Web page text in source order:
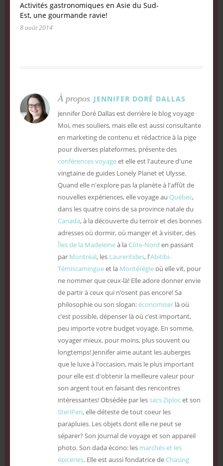
Activités gastronomiques en Asie du Sud-
Est, une gourmande ravie!
8 août 2014
À propos JENNIFER DORÉ DALLAS
Jennifer Doré Dallas est derrière le blog voyage
Moi, mes souliers, mais elle est aussi consultante
en marketing de contenu et rédactrice à la pige
pour diverses plateformes, présente des
conférences voyageet elle est l'auteure d'une
vingtaine de guides Lonely Planet et Ulysse.
Quand elle n'explore pas la planète à l'affût de
nouvelles expériences, elle voyage au Québec,
dans les quatre coins de sa province natale du
Canada, à la découverte du terroir et des bonnes
adresses où dormir, où manger et à visiter, des
Îles de la Madeleineà laCôte-Nord en passant
par Montréal, les Laurentides, l'Abitibi-
Témiscamingueet la Montérégieoù elle vit, pour
ne nommer que ceux-là! Elle adore donner envie
de partir à ceux qui n’osent pas encore! Sa
philosophie ou son slogan:économiserlà où
c’est possible, dépenser là où c’est important,
peu importe votre budget voyage. En somme,
voyager mieux, pour moins, plus souvent ou
longtemps! Jennifer aime autant les auberges
que le luxe à l'occasion, mais le plus important
pour elle est d'obtenir la meilleure valeur pour
son argent tout en faisant des rencontres
intéressantes! Obsédée par lessacs Ziplocet son
SteriPen, elle déteste de tout coeur les
parapluies. Les objets dont elle ne peut se
séparer? Son journal de voyage et son appareil
photo. Son dada écono: les marchés et les
épiceries. Elle est aussi fondatrice deChasing